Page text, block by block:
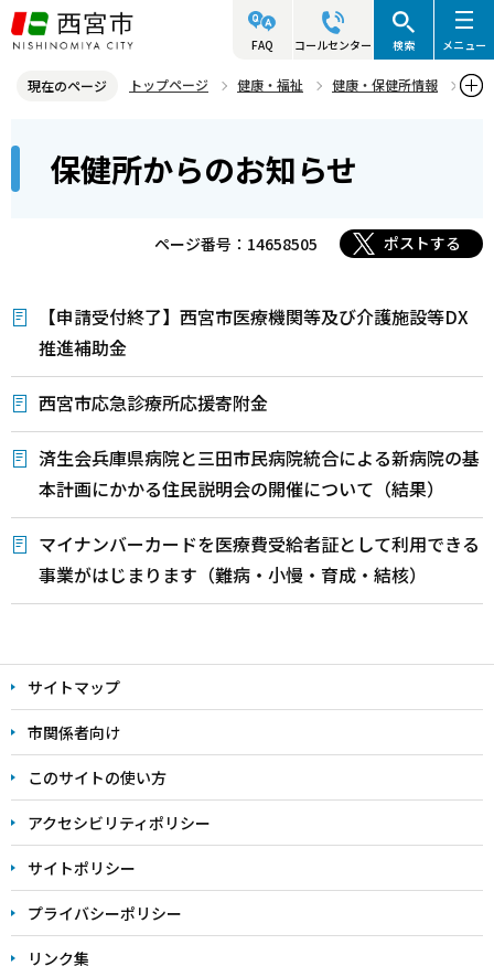
こ
の
ジ
先
FAQ コールセンター 検索 メニュー
現在のページ トップページ 健康・福祉
健康・保健所情報
こ
保健所からのお知らせ
ページ番号：14658505 ポストする
【申請受付終了】西宮市医療機関等及び介護施設等DX
推進補助金
西宮市応急診療所応援寄附金
済生会兵庫県病院と三田市民病院統合による新病院の基
本計画にかかる住民説明会の開催について（結果）
マイナンバーカードを医療費受給者証として利用できる
事業がはじまります（難病・小慢・育成・結核）
文
こ
こ
ま
で
サイトマップ
市関係者向け
このサイトの使い方
アクセシビリティポリシー
サイトポリシー
プライバシーポリシー
リンク集